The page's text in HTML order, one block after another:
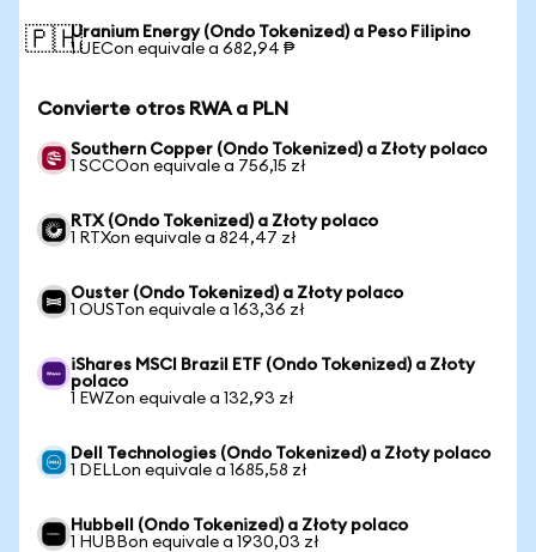
🇵🇭Uranium Energy (Ondo Tokenized) a Peso Filipino
1 UECon equivale a 682,94 ₱
Convierte otros RWA a PLN
Southern Copper (Ondo Tokenized) a Złoty polaco
1 SCCOon equivale a 756,15 zł
RTX (Ondo Tokenized) a Złoty polaco
1 RTXon equivale a 824,47 zł
Ouster (Ondo Tokenized) a Złoty polaco
1 OUSTon equivale a 163,36 zł
iShares MSCI Brazil ETF (Ondo Tokenized) a Złoty
polaco
1 EWZon equivale a 132,93 zł
Dell Technologies (Ondo Tokenized) a Złoty polaco
1 DELLon equivale a 1685,58 zł
Hubbell (Ondo Tokenized) a Złoty polaco
1 HUBBon equivale a 1930,03 zł